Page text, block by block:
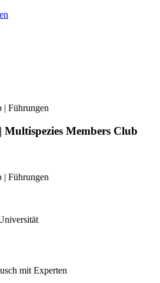
| Führungen
Members Club
| Führungen
mit Experten